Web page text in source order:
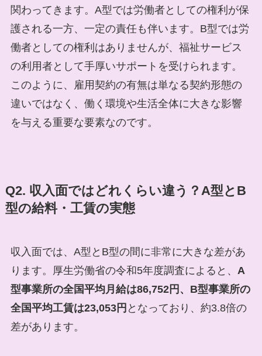
関わってきます。A型では労働者としての権利が保
護される一方、一定の責任も伴います。B型では労
働者としての権利はありませんが、福祉サービス
の利用者として手厚いサポートを受けられます。
このように、雇用契約の有無は単なる契約形態の
違いではなく、働く環境や生活全体に大きな影響
を与える重要な要素なのです。
Q2. 収入面ではどれくらい違う？A型とB
型の給料・工賃の実態
収入面では、A型とB型の間に非常に大きな差があ
ります。厚生労働省の令和5年度調査によると、 A
型事業所の全国平均月給は86,752円、B型事業所の
全国平均工賃は23,053円 となっており、約3.8倍の
差があります。